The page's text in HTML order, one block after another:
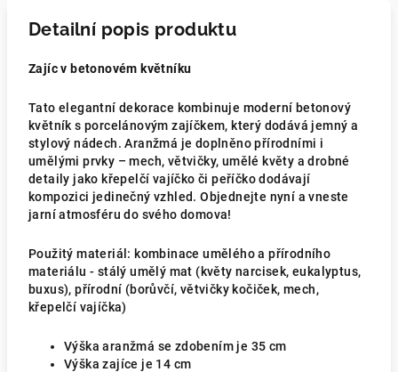
Detailní popis produktu
Zajíc v betonovém květníku
Tato elegantní dekorace kombinuje moderní betonový
květník s porcelánovým zajíčkem, který dodává jemný a
stylový nádech. Aranžmá je doplněno přírodními i
umělými prvky – mech, větvičky, umělé květy a drobné
detaily jako křepelčí vajíčko či peříčko dodávají
kompozici jedinečný vzhled.Objednejte nyní a vneste
jarní atmosféru do svého domova!
Použitý materiál: kombinace umělého a přírodního
materiálu - stálý umělý mat (květy narcisek, eukalyptus,
buxus), přírodní (borůvčí, větvičky kočiček, mech,
křepelčí vajíčka)
Výška aranžmá se zdobením je 35 cm
Výška zajíce je 14 cm